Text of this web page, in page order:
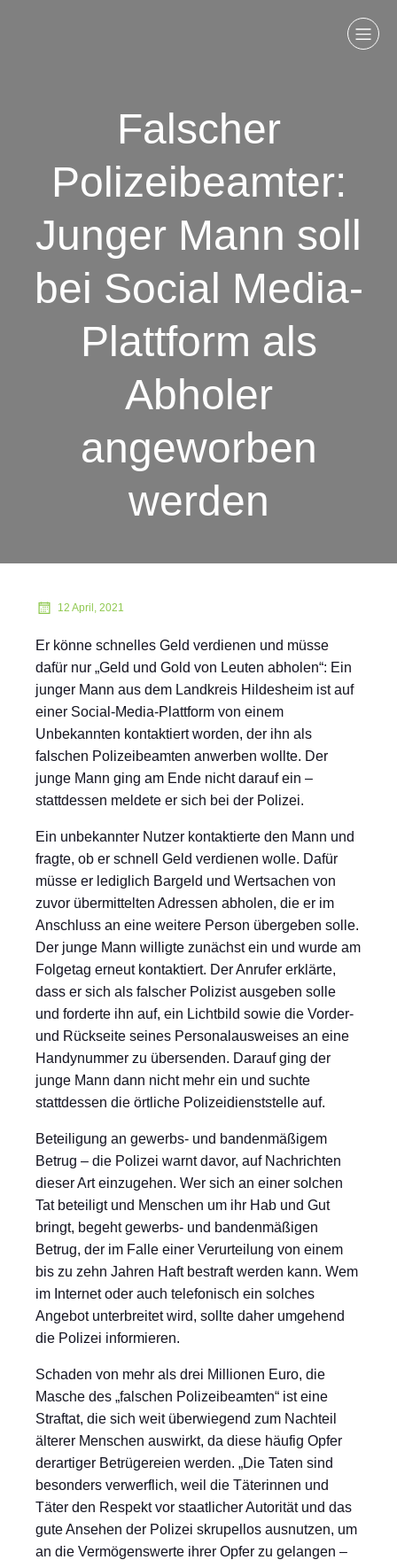
Falscher
Polizeibeamter:
Junger Mann soll
bei Social Media-
Plattform als
Abholer
angeworben
werden
12 April, 2021
Er könne schnelles Geld verdienen und müsse
dafür nur „Geld und Gold von Leuten abholen“: Ein
junger Mann aus dem Landkreis Hildesheim ist auf
einer Social-Media-Plattform von einem
Unbekannten kontaktiert worden, der ihn als
falschen Polizeibeamten anwerben wollte. Der
junge Mann ging am Ende nicht darauf ein –
stattdessen meldete er sich bei der Polizei.
Ein unbekannter Nutzer kontaktierte den Mann und
fragte, ob er schnell Geld verdienen wolle. Dafür
müsse er lediglich Bargeld und Wertsachen von
zuvor übermittelten Adressen abholen, die er im
Anschluss an eine weitere Person übergeben solle.
Der junge Mann willigte zunächst ein und wurde am
Folgetag erneut kontaktiert. Der Anrufer erklärte,
dass er sich als falscher Polizist ausgeben solle
und forderte ihn auf, ein Lichtbild sowie die Vorder-
und Rückseite seines Personalausweises an eine
Handynummer zu übersenden. Darauf ging der
junge Mann dann nicht mehr ein und suchte
stattdessen die örtliche Polizeidienststelle auf.
Beteiligung an gewerbs- und bandenmäßigem
Betrug – die Polizei warnt davor, auf Nachrichten
dieser Art einzugehen. Wer sich an einer solchen
Tat beteiligt und Menschen um ihr Hab und Gut
bringt, begeht gewerbs- und bandenmäßigen
Betrug, der im Falle einer Verurteilung von einem
bis zu zehn Jahren Haft bestraft werden kann. Wem
im Internet oder auch telefonisch ein solches
Angebot unterbreitet wird, sollte daher umgehend
die Polizei informieren.
Schaden von mehr als drei Millionen Euro, die
Masche des „falschen Polizeibeamten“ ist eine
Straftat, die sich weit überwiegend zum Nachteil
älterer Menschen auswirkt, da diese häufig Opfer
derartiger Betrügereien werden. „Die Taten sind
besonders verwerflich, weil die Täterinnen und
Täter den Respekt vor staatlicher Autorität und das
gute Ansehen der Polizei skrupellos ausnutzen, um
an die Vermögenswerte ihrer Opfer zu gelangen –